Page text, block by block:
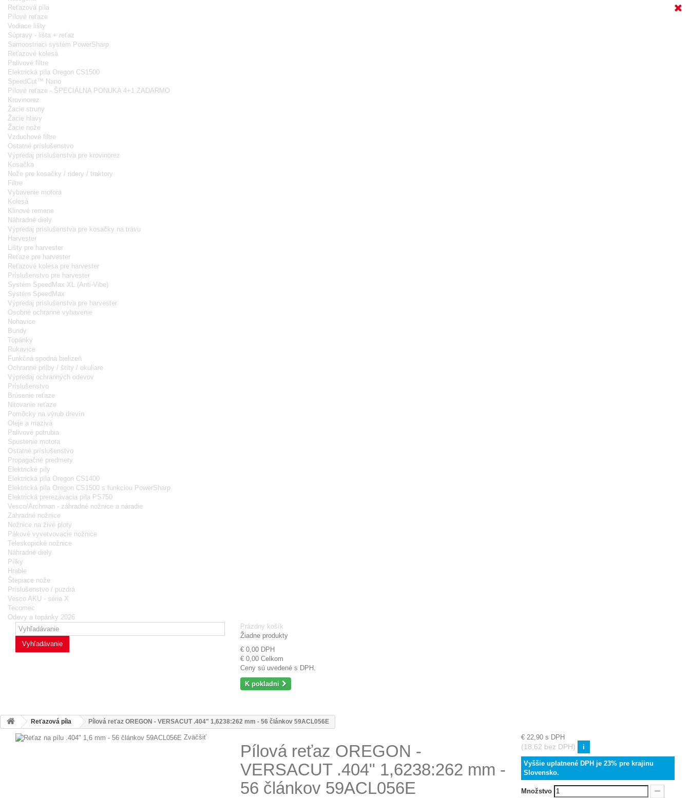
Reťazová píla
Pílové reťaze
Vodiace lišty
Súpravy - lišta + reťaz
Samoostriaci systém PowerSharp
Reťazové kolesá
Palivové filtre
Elektrická píla Oregon CS1500
SpeedCut™ Nano
Pílové reťaze - ŠPECIÁLNA PONUKA 4+1 ZADARMO
Krovinorez
Žacie struny
Žacie hlavy
Žacie nože
Vzduchové filtre
Ostatné príslušenstvo
Výpredaj príslušenstva pre krovinorez
Kosačka
Nože pre kosačky / ridery / traktory
Filtre
Vybavenie motora
Kolesá
Klinové remene
Náhradné diely
Výpredaj príslušenstva pre kosačky na trávu
Harvester
Lišty pre harvester
Reťaze pre harvester
Reťazové kolesa pre harvester
Príslušenstvo pre harvester
Systém SpeedMax XL (Anti-Vibe)
Systém SpeedMax
Výpredaj príslušenstva pre harvester
Osobné ochranné vybavenie
Nohavice
Bundy
Topánky
Rukavice
Funkčná spodná bielizeň
Ochranné prilby / štíty / okuliare
Výpredaj ochranných odevov
Príslušenstvo
Brúsenie reťaze
Nitovanie reťaze
Pomôcky na výrub drevín
Oleje a mazivá
Palivové potrubia
Spustenie motora
Ostatné príslušenstvo
Propagačné predmety
Elektrické píly
Elektrická píla Oregon CS1400
Elektrická píla Oregon CS1500 s funkciou PowerSharp
Elektrická prerezávacia píla PS750
Vesco/Archman - záhradné nožnice a náradie
Zahradné nožnice
Nožnice na živé ploty
Pákové vyvetvovacie nožnice
Teleskopické nožnice
Náhradné diely
Pílky
Hrable
Štepiace nože
Príslušenstvo / puzdrá
Vesco AKU - séria X
Tecomec
Odevy a topánky 2026
Vyhľadávanie
Prázdny košík
Žiadne produkty
€ 0,00 DPH
€ 0,00 Celkom
Ceny sú uvedené s DPH.
K pokladni
Reťazová píla Pílová reťaz OREGON - VERSACUT .404" 1,6238:262 mm - 56 článkov 59ACL056E
Zväčšiť
Pílová reťaz OREGON -
VERSACUT .404" 1,6238:262 mm -
56 článkov 59ACL056E
€ 22,90 s DPH
(18,62 bez DPH) i
Vyššie uplatnené DPH je 23% pre krajinu
Slovensko.
Množstvo